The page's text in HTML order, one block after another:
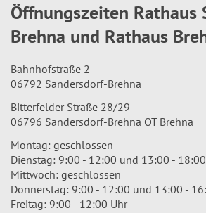
Öffnungszeiten Rathaus
Brehna und Rathaus
Bahnhofstraße 2
06792 Sandersdorf-Brehna
Bitterfelder Straße 28/29
06796 Sandersdorf-Brehna OT Brehna
Montag: geschlossen
Dienstag: 9:00 - 12:00 und 13:00 -
Mittwoch: geschlossen
Donnerstag: 9:00 - 12:00 und 13:00 -
Freitag: 9:00 - 12:00 Uhr